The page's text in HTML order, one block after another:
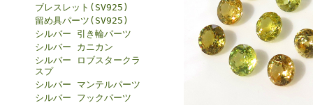
ブレスレット(SV925)
留め具パーツ(SV925)
シルバー 引き輪パーツ
シルバー カニカン
シルバー ロブスタークラ
スプ
シルバー マンテルパーツ
シルバー フックパーツ